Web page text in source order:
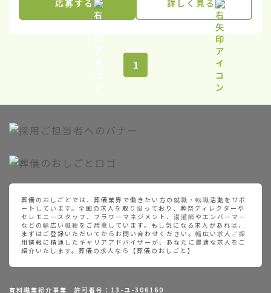
応募する 詳しく見る
1
葬儀のおしごとでは、葬儀業界で働きたい方の就職・転職活動をサポ
ートしています。全国の求人を取り扱っており、葬祭ディレクターや
セレモニースタッフ、フラワーマネジメント、湯灌師やエンバーマー
などの幅広い職種をご用意しています。もし気になる求人があれば、
まずはご登録いただいてからお問い合わせください。幅広い求人／採
用情報に精通したキャリアアドバイザーが、あなたに最適な求人をご
紹介いたします。葬儀の求人なら【葬儀のおしごと】
有料職業紹介事業 許可番号：13-ユ-306160